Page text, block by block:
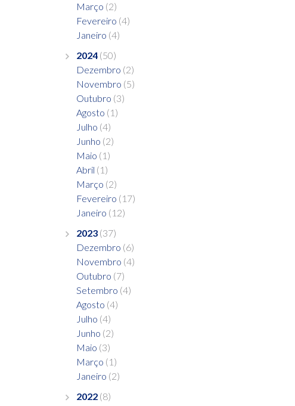
Março (2)
Fevereiro (4)
Janeiro (4)
2024 (50)
Dezembro (2)
Novembro (5)
Outubro (3)
Agosto (1)
Julho (4)
Junho (2)
Maio (1)
Abril (1)
Março (2)
Fevereiro (17)
Janeiro (12)
2023 (37)
Dezembro (6)
Novembro (4)
Outubro (7)
Setembro (4)
Agosto (4)
Julho (4)
Junho (2)
Maio (3)
Março (1)
Janeiro (2)
2022 (8)